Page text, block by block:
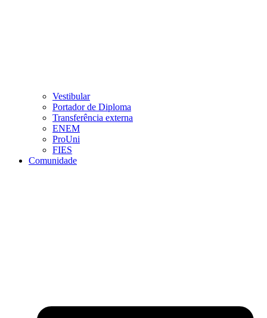
Vestibular
Portador de Diploma
Transferência externa
ENEM
ProUni
FIES
Comunidade